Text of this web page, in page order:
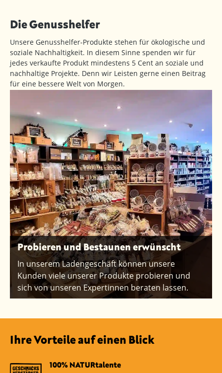
Die Genusshelfer
Unsere Genusshelfer-Produkte stehen für ökologische und
soziale Nachhaltigkeit. In diesem Sinne spenden wir für
jedes verkaufte Produkt mindestens 5 Cent an soziale und
nachhaltige Projekte. Denn wir Leisten gerne einen Beitrag
für eine bessere Welt von Morgen.
Probieren und Bestaunen erwünscht
In unserem Ladengeschäft können unsere
Kunden viele unserer Produkte probieren und
sich von unseren Expertinnen beraten lassen.
Ihre Vorteile auf einen Blick
100% NATURtalente